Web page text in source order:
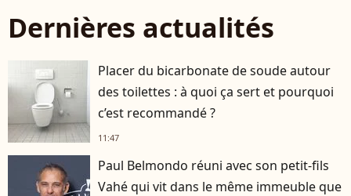
Dernières actualités
Placer du bicarbonate de soude autour
des toilettes : à quoi ça sert et pourquoi
c’est recommandé ?
11:47
Paul Belmondo réuni avec son petit-fils
Vahé qui vit dans le même immeuble que